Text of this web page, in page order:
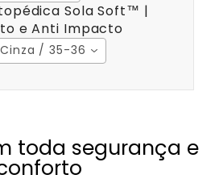
Sola Soft™ |
e Anti Impacto
Cinza / 35-36
toda segurança e